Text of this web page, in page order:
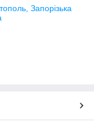
Запорізька